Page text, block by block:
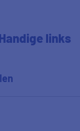
links